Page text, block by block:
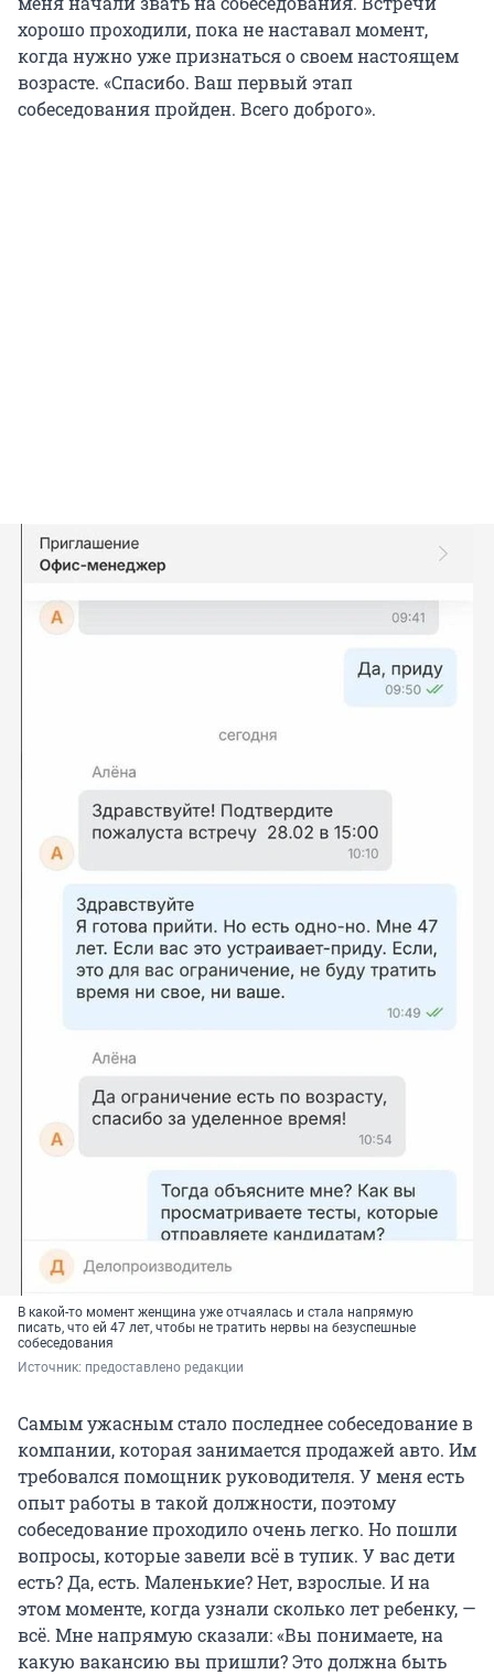
хорошо проходили, пока не наставал момент,
когда нужно уже признаться о своем настоящем
возрасте. «Спасибо. Ваш первый этап
собеседования пройден. Всего доброго».
В какой-то момент женщина уже отчаялась и стала напрямую
писать, что ей 47 лет, чтобы не тратить нервы на безуспешные
собеседования
Источник: предоставлено редакции
Самым ужасным стало последнее собеседование в
компании, которая занимается продажей авто. Им
требовался помощник руководителя. У меня есть
опыт работы в такой должности, поэтому
собеседование проходило очень легко. Но пошли
вопросы, которые завели всё в тупик. У вас дети
есть? Да, есть. Маленькие? Нет, взрослые. И на
этом моменте, когда узнали сколько лет ребенку, —
всё. Мне напрямую сказали: «Вы понимаете, на
какую вакансию вы пришли? Это должна быть